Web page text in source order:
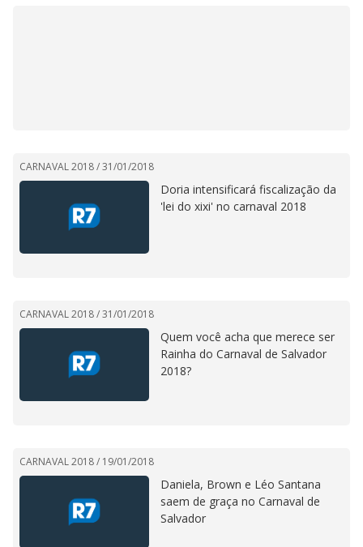
CARNAVAL 2018 /31/01/2018
Doria intensificará fiscalização da
'lei do xixi' no carnaval 2018
CARNAVAL 2018 /31/01/2018
Quem você acha que merece ser
Rainha do Carnaval de Salvador
2018?
CARNAVAL 2018 / 19/01/2018
Daniela, Brown e Léo Santana
saem de graça no Carnaval de
Salvador